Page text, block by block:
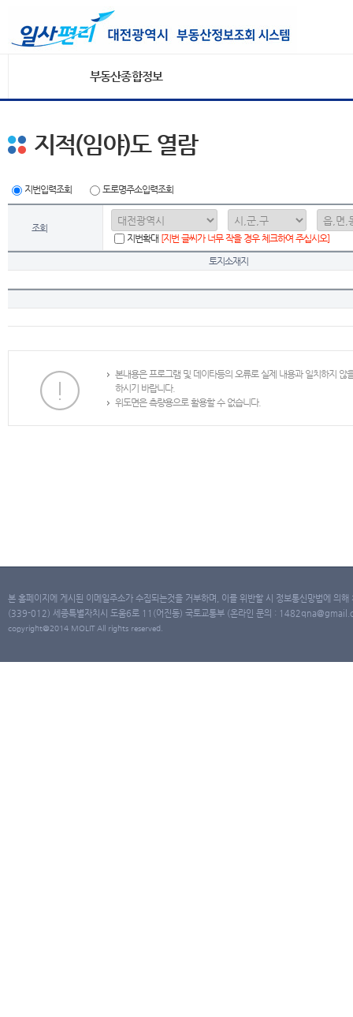
부동산종합정보
지적(임야)도 열람
지번입력조회 도로명주소입력조회
조회
지번확대 [지번 글씨가 너무 작을 경우 체크하여 주십시오]
토지소재지
본내용은 프로그램 및 데이타등의 오류로 실제 내용과 일치하지
하시기 바랍니다.
위도면은 측량용으로 활용할 수 없습니다.
본 홈페이지에 게시된 이메일주소가 수집되는것을 거부하며, 이를 위반할 시 정보통신망법에 의
(339-012) 세종특별자치시 도움6로 11(어진동) 국토교통부 (온라인 문의 :
copyright@2014 MOLIT All rights reserved.